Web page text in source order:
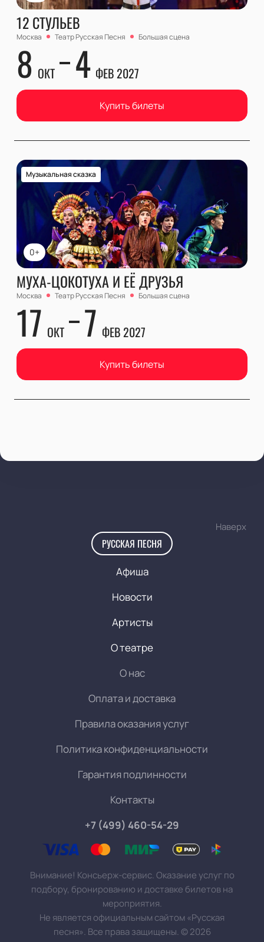
12 СТУЛЬЕВ
Москва Театр Русская Песня Большая сцена
8 ОКТ 4 ФЕВ 2027
Купить билеты
0+
Музыкальная сказка
МУХА-ЦОКОТУХА И ЕЁ ДРУЗЬЯ
Москва Театр Русская Песня Большая сцена
17 ОКТ 7 ФЕВ 2027
Купить билеты
Наверх
РУССКАЯ ПЕСНЯ
Афиша
Новости
Артисты
О театре
О нас
Оплата и доставка
Правила оказания услуг
Политика конфиденциальности
Гарантия подлинности
Контакты
+7 (499) 460-54-29
Внимание! Консьерж-сервис. Оказание услуг по
подбору, бронированию и доставке билетов на
мероприятия.
Не является официальным сайтом «Русская
песня». Все права защищены.©2026